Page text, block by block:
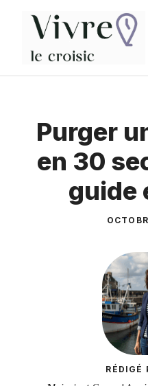
contenu
Purger
en 30
guide
RÉDIGÉ